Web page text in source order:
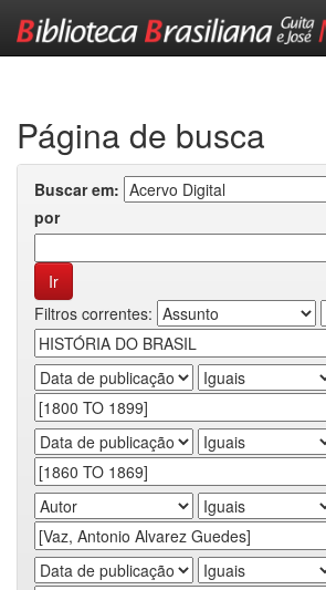
Página de busca
Buscar em:
por
Filtros correntes: